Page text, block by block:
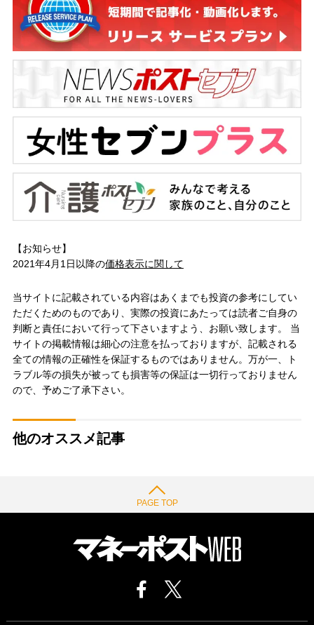
【お知らせ】
2021年4月1日以降の価格表示に関して
当サイトに記載されている内容はあくまでも投資の参考にしてい
ただくためのものであり、実際の投資にあたっては読者ご自身の
判断と責任において行って下さいますよう、お願い致します。 当
サイトの掲載情報は細心の注意を払っておりますが、記載される
全ての情報の正確性を保証するものではありません。万が一、ト
ラブル等の損失が被っても損害等の保証は一切行っておりません
ので、予めご了承下さい。
他のオススメ記事
PAGE TOP